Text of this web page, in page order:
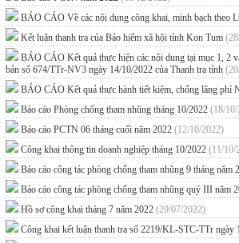
BÁO CÁO Về các nội dung công khai, minh bạch theo
Kết luận thanh tra của Bảo hiểm xã hội tỉnh Kon Tum
BÁO CÁO Kết quả thực hiện các nội dung tại mục 1, 2
bản số 674/TTr-NV3 ngày 14/10/2022 của Thanh tra tỉnh
BÁO CÁO Kết quả thực hành tiết kiệm, chống lãng phí
Báo cáo Phòng chống tham nhũng tháng 10/2022 (18/
Báo cáo PCTN 06 tháng cuối năm 2022 (12/10/2022)
Công khai thông tin doanh nghiệp tháng 10/2022 (11/10/
Báo cáo công tác phòng chống tham nhũng 9 tháng năm
Báo cáo công tác phòng chống tham nhũng quý III năm
Hồ sơ công khai tháng 7 năm 2022 (29/07/2022)
Công khai kết luận thanh tra số 2219/KL-STC-TTr